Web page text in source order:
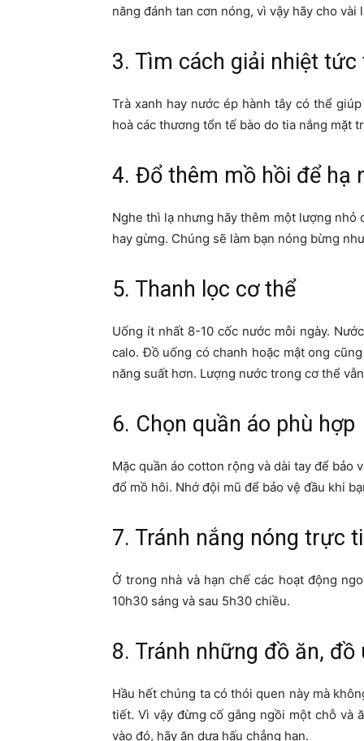
năng đánh tan cơn nóng, vì vậy hãy cho
3. Tìm cách giải nhiệt tức
Trà xanh hay nước ép hành tây có thể
hoà các thương tổn tế bào do tia nắng mặt
4. Đổ thêm mồ hồi để hạ
Nghe thì lạ nhưng hãy thêm một lượng nhỏ
hay gừng. Chúng sẽ làm bạn nóng bừng
5. Thanh lọc cơ thể
Uống ít nhất 8-10 cốc nước mỗi ngày.
calo. Đồ uống có chanh hoặc mật ong
năng suất hơn. Lượng nước trong cơ thể
6. Chọn quần áo phù hợp
Mặc quần áo cotton rộng và dài tay để bảo
đổ mồ hôi. Nhớ đội mũ để bảo vệ đầu khi
7. Tránh nắng nóng trực
Ở trong nhà và hạn chế các hoạt động
10h30 sáng và sau 5h30 chiều.
8. Tránh những đồ ăn,
Hầu hết chúng ta có thói quen này mà
tiết. Vì vậy đừng cố gắng ngồi một chỗ và
vào đó, hãy ăn dưa hấu chẳng hạn.